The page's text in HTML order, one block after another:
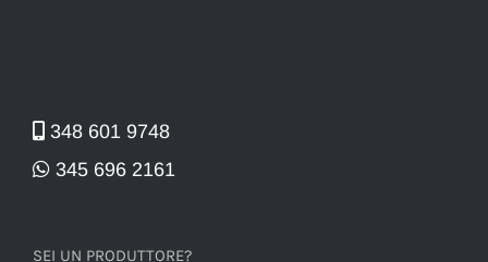
348 601 9748
345 696 2161
SEI UN PRODUTTORE?